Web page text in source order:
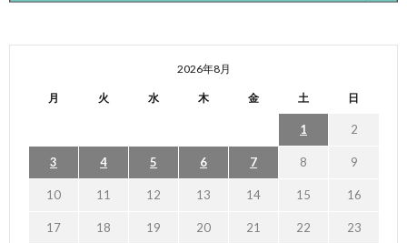
2026年8月
月 火 水 木 金 土 日
1 2
3 4 5 6 7 8 9
10 11 12 13 14 15 16
17 18 19 20 21 22 23